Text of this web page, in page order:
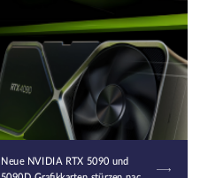
Neue NVIDIA RTX 5090 und